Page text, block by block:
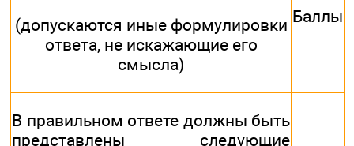
(допускаются иные формулировки
ответа, не искажающие его
смысла)
Баллы
В правильном ответе должны быть
представлены следующие